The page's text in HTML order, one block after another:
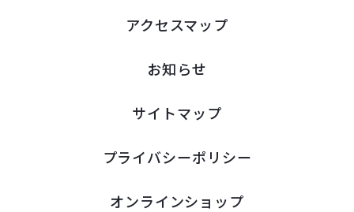
アクセスマップ
お知らせ
サイトマップ
プライバシーポリシー
オンラインショップ